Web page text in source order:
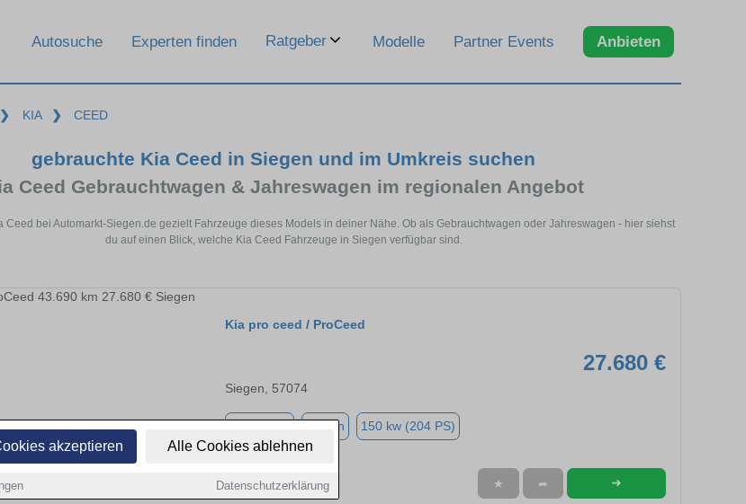
akzeptieren Alle Cookies ablehnen
Datenschutzerklärung
Autosuche Experten finden Ratgeber Modelle Partner Events Anbieten
❯ KIA ❯ CEED
gebrauchte Kia Ceed in Siegen und im Umkreis suchen
Ceed Gebrauchtwagen & Jahreswagen im regionalen Angebot
Ceed bei Automarkt-Siegen.de gezielt Fahrzeuge dieses Models in deiner Nähe. Ob als Gebrauchtwagen oder Jahreswagen - hier siehst
du auf einen Blick, welche Kia Ceed Fahrzeuge in Siegen verfügbar sind.
Kia pro ceed / ProCeed
27.680 €
Siegen, 57074
Benzin 150 kw (204 PS)
★ ➦ ➜